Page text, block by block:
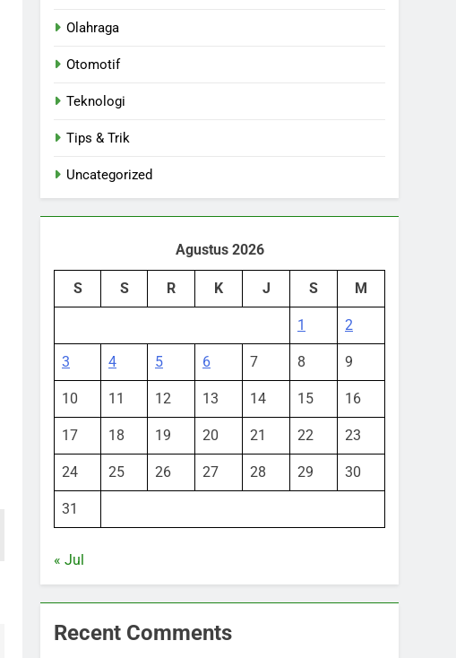
Olahraga
Otomotif
Teknologi
Tips & Trik
Uncategorized
Agustus 2026
S S R K J S M
1 2
3 4 5 6 7 8 9
10 11 12 13 14 15 16
17 18 19 20 21 22 23
24 25 26 27 28 29 30
31
« Jul
Recent Comments